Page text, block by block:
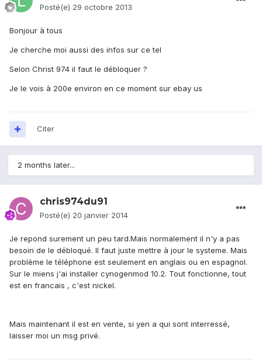
Posté(e) 29 octobre 2013
Bonjour à tous
Je cherche moi aussi des infos sur ce tel
Selon Christ 974 il faut le débloquer ?
Je le vois à 200e environ en ce moment sur ebay us
Citer
2 months later...
chris974du91
Posté(e) 20 janvier 2014
Je repond surement un peu tard.Mais normalement il n'y a pas
besoin de le débloqué. Il faut juste mettre à jour le systeme. Mais
problème le téléphone est seulement en anglais ou en espagnol.
Sur le miens j'ai installer cynogenmod 10.2. Tout fonctionne, tout
est en francais , c'est nickel.
Mais maintenant il est en vente, si yen a qui sont interressé,
laisser moi un msg privé.